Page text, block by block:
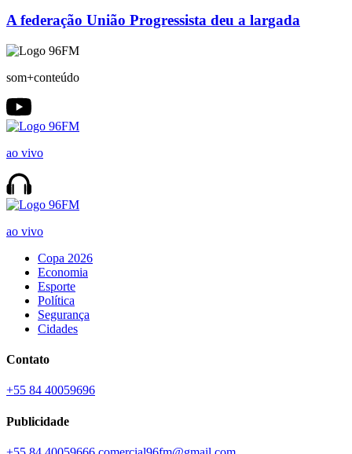
A federação União Progressista deu a largada
som+conteúdo
ao vivo
ao vivo
Copa 2026
Economia
Esporte
Política
Segurança
Cidades
Contato
+55 84 40059696
Publicidade